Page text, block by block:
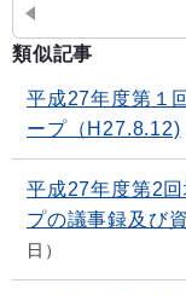
類似記事
平成27年度第１
ープ（H27.8.12)
平成27年度第2
プの議事録及び
日